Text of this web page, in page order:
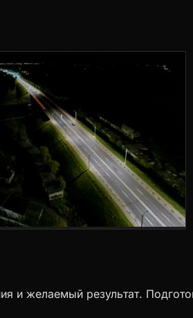
и желаемый результат.